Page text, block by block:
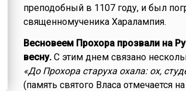
преподобный в 1107 году, и был
священномученика Харалампия.
Весновеем Прохора прозвали на
весну.С этим днем связано
«До Прохора старуха охала: ох,
(память святого Власа отмечается